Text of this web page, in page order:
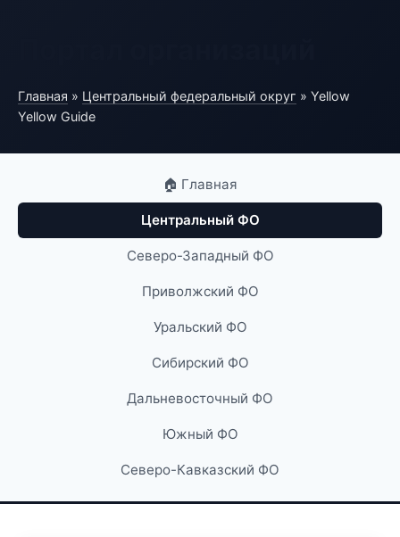
Главная » Центральный федеральный округ » Yellow
Yellow Guide
🏠 Главная
Центральный ФО
Северо-Западный ФО
Приволжский ФО
Уральский ФО
Сибирский ФО
Дальневосточный ФО
Южный ФО
Северо-Кавказский ФО